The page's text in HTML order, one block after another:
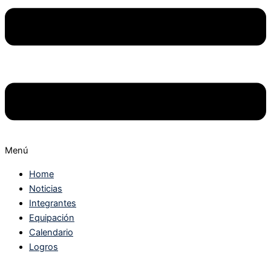
Menú
Home
Noticias
Integrantes
Equipación
Calendario
Logros